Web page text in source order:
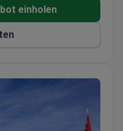
einholen